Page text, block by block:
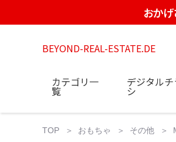
おか
BEYOND-REAL-ESTATE.DE
カテゴリ一
覧
デジタルチ
シ
TOP おもちゃ その他